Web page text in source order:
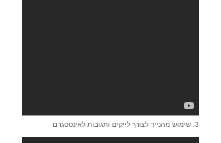
3. שימוש מהנייד לצורך לייקים ותגובות לאינסטגרם